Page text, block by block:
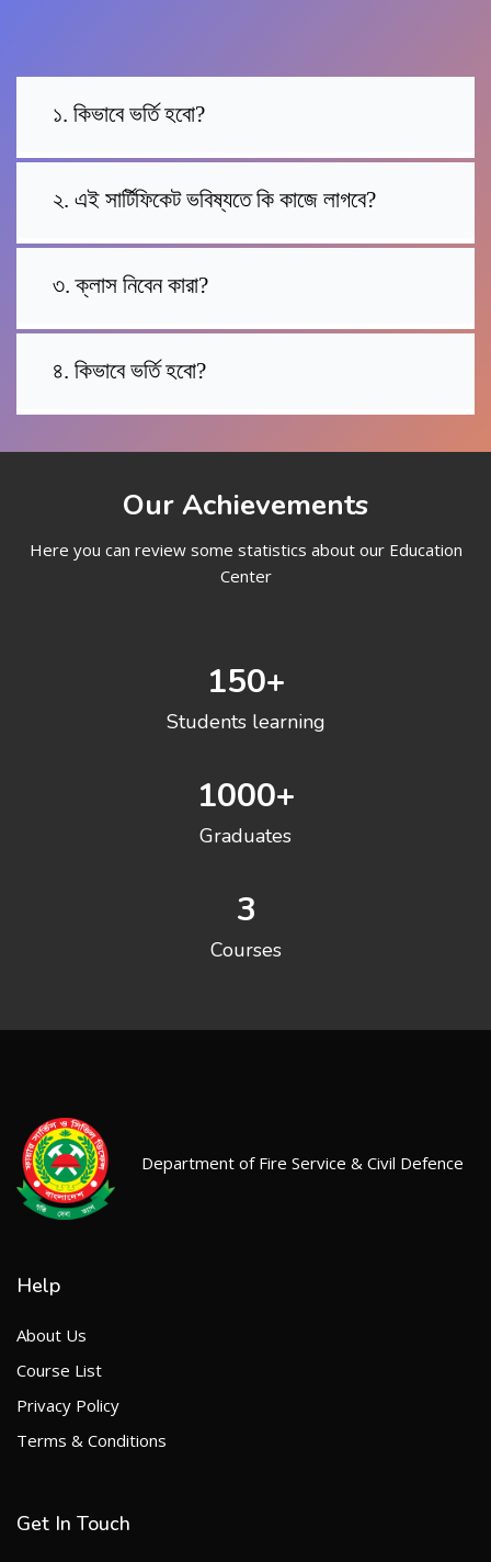
১. কিভাবে ভর্তি হবো?
২. এই সার্টিফিকেট ভবিষ্যতে কি কাজে লাগবে?
৩. ক্লাস নিবেন কারা?
৪. কিভাবে ভর্তি হবো?
Our Achievements
Here you can review some statistics about our Education
Center
150+
Students learning
1000+
Graduates
3
Courses
Department of Fire Service & Civil Defence
Help
About Us
Course List
Privacy Policy
Terms & Conditions
Get In Touch